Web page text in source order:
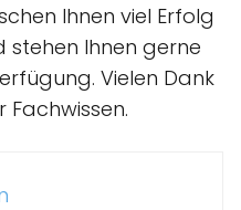
Ihnen viel Erfolg
stehen Ihnen gerne
Vielen Dank
Fachwissen.